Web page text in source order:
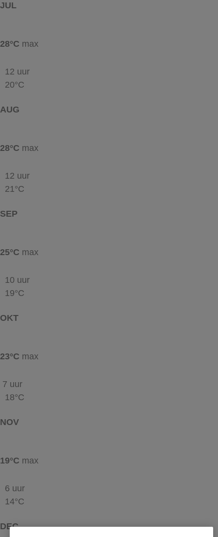
JUL
28°C max
12 uur
20°C
AUG
28°C max
12 uur
21°C
SEP
25°C max
10 uur
19°C
OKT
23°C max
7 uur
18°C
NOV
19°C max
6 uur
14°C
DEC